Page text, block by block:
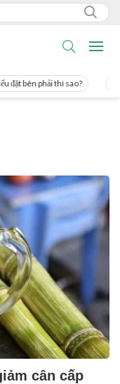
phải thì sao?
cân cấp